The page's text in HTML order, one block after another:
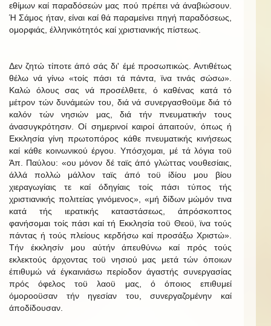
εθίμων καί παραδόσεών μας πού πρέπει νά άναβιώσουν.
Ή Σάμος ήταν, είναι καί θά παραμείνει πηγή παραδόσεως,
ομορφιάς, έλληνικότητός καί χριστιανικής πίστεως.
Δεν ζητώ τίποτε άπό σάς δι' έμέ προσωπικώς. Αντιθέτως
θέλω νά γίνω «τοίς πάσι τά πάντα, ϊνα τινάς σώσω».
Καλώ όλους σας νά προσέλθετε, ό καθένας κατά τό
μέτρον τών δυνάμεών του, διά νά συνεργασθοϋμε διά τό
καλόν τών νησιών μας, διά τήν πνευματικήν τους
άνασυγκρότησιν. Οί σημερινοί καιροί άπαιτούν, όπως ή
Εκκλησία γίνη πρωτοπόρος κάθε πνευματικής κινήσεως
καί κάθε κοινωνικού έργου. Υπόσχομαι, μέ τά λόγια τοϋ
Άπ. Παύλου: «ου μόνον δέ ταϊς άπό γλώττας νουθεσίαις,
άλλά πολλώ μάλλον ταϊς άπό τοϋ ίδίου μου βίου
χιεραγωγίαις τε καί όδηγίαις τοίς πάσι τύπος τής
χριστιανικής πολιτείας γινόμενος», «μή δίδων μώμόν τινα
κατά τής ιερατικής καταστάσεως, άπρόσκοπτος
φανήσομαι τοίς πάσι καί τή Εκκλησία τοϋ Θεοϋ, ϊνα τούς
πάντας ή τούς πλείους κερδήσω καί προσάξω Χριστώ».
Τήν έκκλησίν μου αύτήν άπευθύνω καί πρός τούς
εκλεκτούς άρχοντας τοϋ νησιού μας μετά τών όποιων
έπιθυμώ νά έγκαινιάσω περίοδον άγαστής συνεργασίας
πρός όφελος τοϋ λαοϋ μας, ό όποιος επιθυμεί
όμοροοϋσαν τήν ηγεσίαν του, συνεργαζομένην καί
άποδίδουσαν.